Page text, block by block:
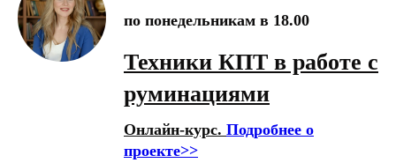
по понедельникам в 18.00
Техники КПТ в работе с
руминациями
Онлайн-курс. Подробнее о
проекте>>